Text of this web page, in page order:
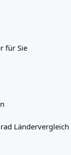
für Sie
Ländervergleich